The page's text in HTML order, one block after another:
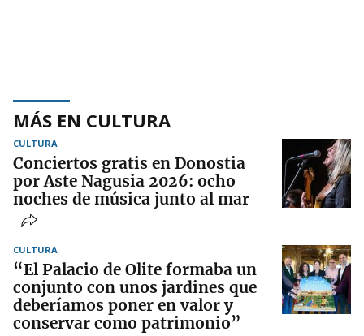
MÁS EN CULTURA
CULTURA
Conciertos gratis en Donostia
por Aste Nagusia 2026: ocho
noches de música junto al mar
CULTURA
“El Palacio de Olite formaba un
conjunto con unos jardines que
deberíamos poner en valor y
conservar como patrimonio”